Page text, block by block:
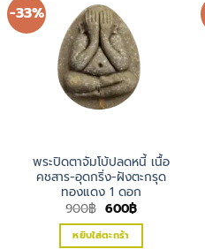
-33%
พระปิดตาจัมโบ้ปลดหนี้ เนื้อ
คชสาร-อุดกริ่ง-ฝังตะกรุด
ทองแดง 1 ดอก
900฿ Original
price
was:
900฿.
600฿Current
price
is:
600฿.
หยิบใส่ตะกร้า